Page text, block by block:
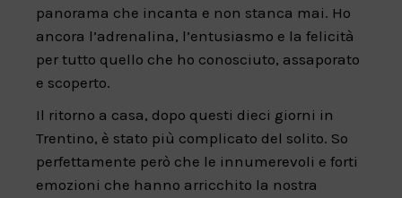
panorama che incanta e non stanca mai. Ho
ancora l’adrenalina, l’entusiasmo e la felicità
per tutto quello che ho conosciuto, assaporato
e scoperto.
Il ritorno a casa, dopo questi dieci giorni in
Trentino, è stato più complicato del solito. So
perfettamente però che le innumerevoli e forti
emozioni che hanno arricchito la nostra